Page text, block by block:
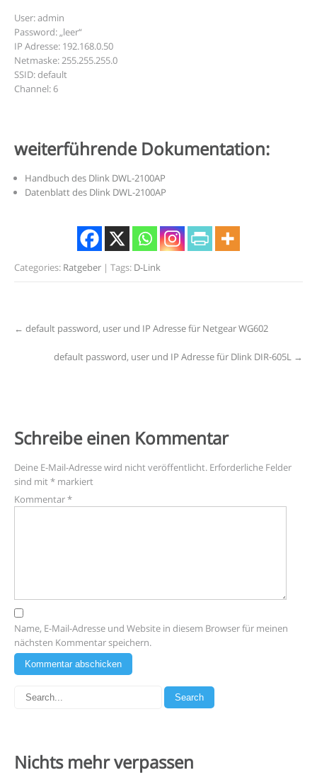
User: admin
Password: „leer“
IP Adresse: 192.168.0.50
Netmaske: 255.255.255.0
SSID: default
Channel: 6
weiterführende Dokumentation:
Handbuch des Dlink DWL-2100AP
Datenblatt des Dlink DWL-2100AP
Categories: Ratgeber | Tags: D-Link
Post
navigation
← default password, user und IP Adresse für Netgear WG602
default password, user und IP Adresse für Dlink DIR-605L →
Schreibe einen Kommentar
Deine E-Mail-Adresse wird nicht veröffentlicht. Erforderliche Felder
sind mit* markiert
Kommentar*
Name, E-Mail-Adresse und Website in diesem Browser für meinen
nächsten Kommentar speichern.
Nichts mehrverpassen